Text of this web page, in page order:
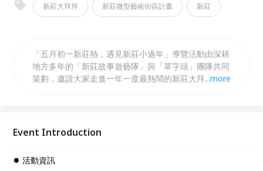
新莊大拜拜 新莊微型藝術街區計畫 新莊
「五月初一新莊熱，遇見新莊小過年」導覽活動由深耕
地方多年的「新莊故事遊藝隊」與「草字頭」團隊共同
策劃，邀請大家走進一年一度最熱鬧的新莊大拜拜現
館巷、米市巷、武聖廟等街區地景，跟著文武大眾老爺
這場延續數百年的地方盛事，感受新莊最熱鬧、最有人
...more
Event Introduction
✹ 活動資訊